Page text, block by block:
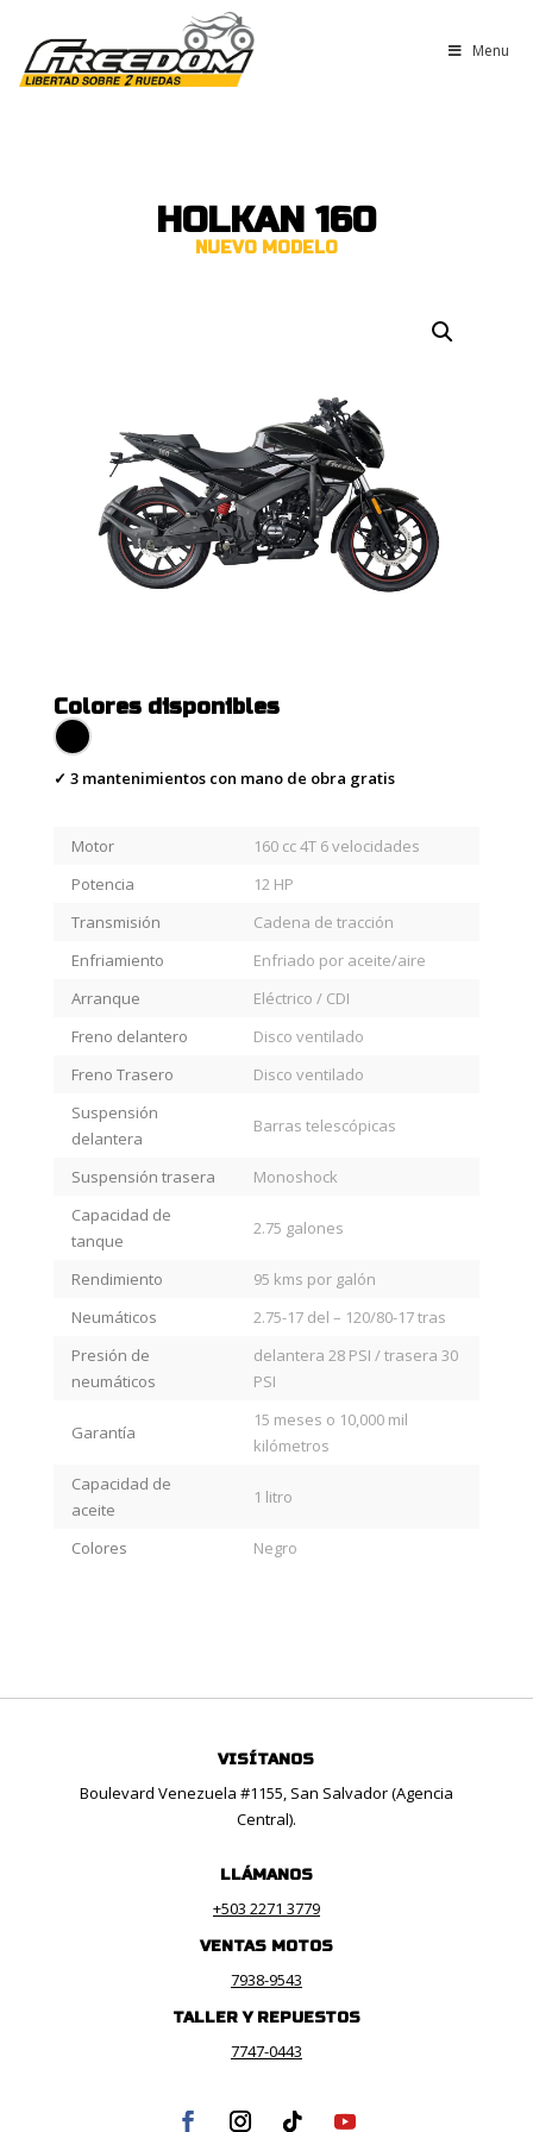
Menu
HOLKAN 160
NUEVO MODELO
Colores disponibles
✓ 3 mantenimientos con mano de obra gratis
Motor
160 cc 4T 6 velocidades
Potencia
12 HP
Transmisión
Cadena de tracción
Enfriamiento
Enfriado por aceite/aire
Arranque
Eléctrico / CDI
Freno delantero
Disco ventilado
Freno Trasero
Disco ventilado
Suspensión
delantera
Barras telescópicas
Suspensión trasera
Monoshock
Capacidad de
tanque
2.75 galones
Rendimiento
95 kms por galón
Neumáticos
2.75-17 del – 120/80-17 tras
Presión de
neumáticos
delantera 28 PSI / trasera 30
PSI
Garantía
15 meses o 10,000 mil
kilómetros
Capacidad de
aceite
1 litro
Colores Negro
VISÍTANOS
Boulevard Venezuela #1155, San Salvador (Agencia
Central).
LLÁMANOS
+503 2271 3779
VENTAS MOTOS
7938-9543
TALLER Y REPUESTOS
7747-0443